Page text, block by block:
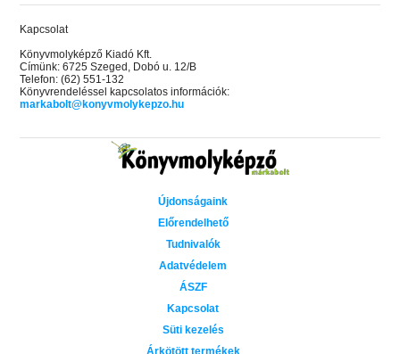
Kapcsolat
Könyvmolyképző Kiadó Kft.
Címünk: 6725 Szeged, Dobó u. 12/B
Telefon: (62) 551-132
Könyvrendeléssel kapcsolatos információk:
markabolt@konyvmolykepzo.hu
Újdonságaink
Előrendelhető
Tudnivalók
Adatvédelem
ÁSZF
Kapcsolat
Süti kezelés
Árkötött termékek